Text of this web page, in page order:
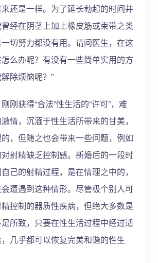
还是一样。为了延长勃起的时间并
经在阴茎上加上橡皮筋或束带之类
切努力都没有用。请问医生，在这
么办呢？有没有一些简单实用的方
除烦恼呢？”
刚获得“合法”性生活的“许可”，难
情，沉湎于性生活所带来的甘美，
，但随之也会带来一些问题，例如
射精缺乏控制感。新婚后的一段时
己的射精过程，是在情理之中的，
遭遇到这种情形。尽管极个别人可
控制的器质性疾病，但绝大多数是
所致，只要在性生活过程中经过适
几乎都可以恢复完美和谐的性生